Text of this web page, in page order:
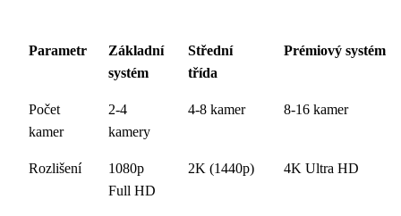
Parametr
Základní
systém
Střední
třída
Prémiový systém
Počet
kamer
2-4
kamery
4-8 kamer 8-16 kamer
Rozlišení
1080p
Full HD
2K (1440p) 4K Ultra HD